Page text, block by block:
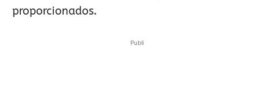
proporcionados.
Publi